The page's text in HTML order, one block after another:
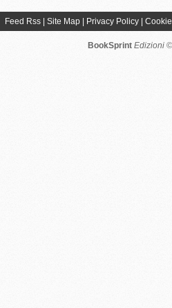
Feed Rss Site Map Privacy Policy
BookSprint Edizioni